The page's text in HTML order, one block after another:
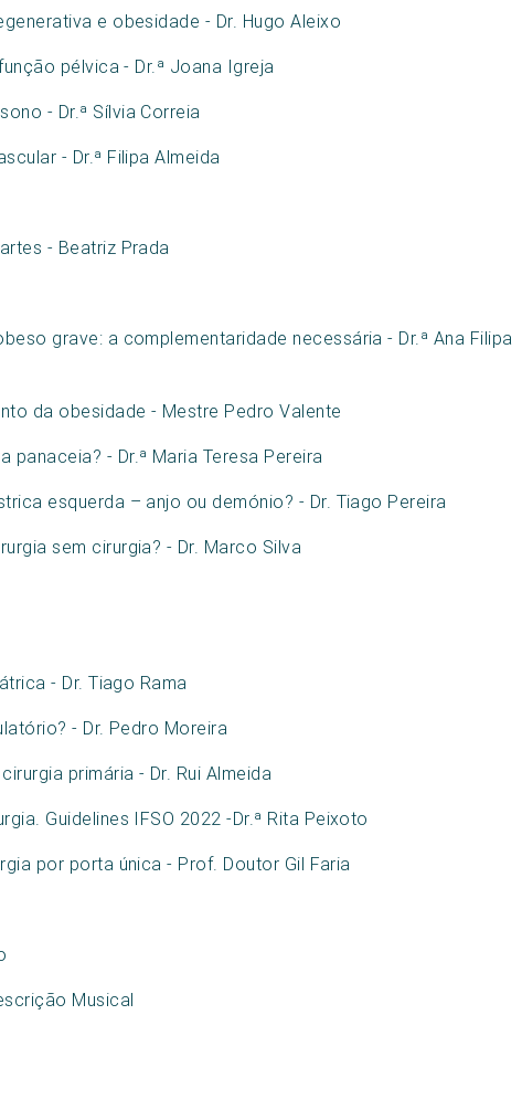
e obesidade - Dr. Hugo Aleixo
pélvica - Dr.ª Joana Igreja
- Dr.ª Sílvia Correia
- Dr.ª Filipa Almeida
- Beatriz Prada
grave: a complementaridade necessária - Dr.ª Ana Filipa
da obesidade - Mestre Pedro Valente
panaceia? - Dr.ª Maria Teresa Pereira
esquerda – anjo ou demónio? - Dr. Tiago Pereira
sem cirurgia? - Dr. Marco Silva
- Dr. Tiago Rama
- Dr. Pedro Moreira
primária - Dr. Rui Almeida
Guidelines IFSO 2022 -Dr.ª Rita Peixoto
por porta única - Prof. Doutor Gil Faria
Musical